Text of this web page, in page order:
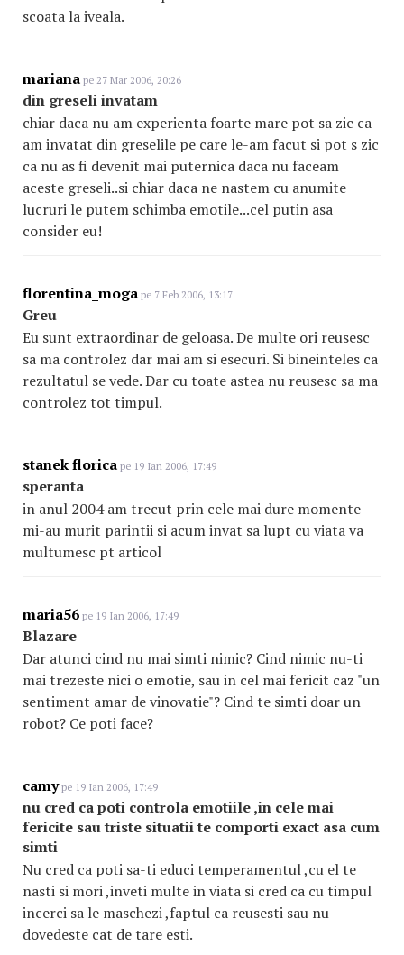
scoata la iveala.
mariana pe 27 Mar 2006, 20:26
din greseli invatam
chiar daca nu am experienta foarte mare pot sa zic ca
am invatat din greselile pe care le-am facut si pot s zic
ca nu as fi devenit mai puternica daca nu faceam
aceste greseli..si chiar daca ne nastem cu anumite
lucruri le putem schimba emotile...cel putin asa
consider eu!
florentina_moga pe 7 Feb 2006, 13:17
Greu
Eu sunt extraordinar de geloasa. De multe ori reusesc
sa ma controlez dar mai am si esecuri. Si bineinteles ca
rezultatul se vede. Dar cu toate astea nu reusesc sa ma
controlez tot timpul.
stanek florica pe 19 Ian 2006, 17:49
speranta
in anul 2004 am trecut prin cele mai dure momente
mi-au murit parintii si acum invat sa lupt cu viata va
multumesc pt articol
maria56 pe 19 Ian 2006, 17:49
Blazare
Dar atunci cind nu mai simti nimic? Cind nimic nu-ti
mai trezeste nici o emotie, sau in cel mai fericit caz "un
sentiment amar de vinovatie"? Cind te simti doar un
robot? Ce poti face?
camype 19 Ian 2006, 17:49
nu cred ca poti controla emotiile ,in cele mai
fericite sau triste situatii te comporti exact asa cum
simti
Nu cred ca poti sa-ti educi temperamentul ,cu el te
nasti si mori ,inveti multe in viata si cred ca cu timpul
incerci sa le maschezi ,faptul ca reusesti sau nu
dovedeste cat de tare esti.